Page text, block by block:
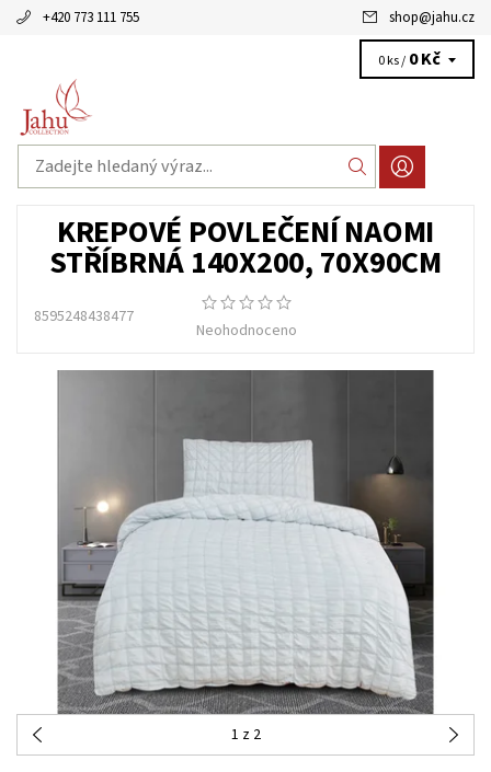
+420 773 111 755 shop@jahu.cz
0 ks / 0 Kč
KREPOVÉ POVLEČENÍ NAOMI
STŘÍBRNÁ 140X200, 70X90CM
8595248438477
Neohodnoceno
1 z 2